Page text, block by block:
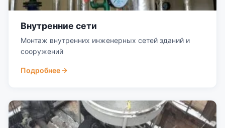
Внутренние сети
Монтаж внутренних инженерных сетей зданий и
сооружений
Подробнее